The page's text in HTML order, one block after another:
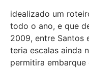
idealizado um
todo o ano, e que
2009, entre Santos
teria escalas ainda
permitira